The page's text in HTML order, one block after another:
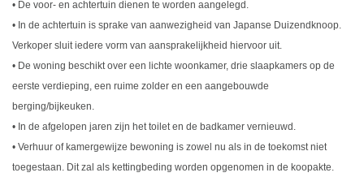
• De voor- en achtertuin dienen te worden aangelegd.
• In de achtertuin is sprake van aanwezigheid van Japanse Duizendknoop.
Verkoper sluit iedere vorm van aansprakelijkheid hiervoor uit.
• De woning beschikt over een lichte woonkamer, drie slaapkamers op de
eerste verdieping, een ruime zolder en een aangebouwde
berging/bijkeuken.
• In de afgelopen jaren zijn het toilet en de badkamer vernieuwd.
• Verhuur of kamergewijze bewoning is zowel nu als in de toekomst niet
toegestaan. Dit zal als kettingbeding worden opgenomen in de koopakte.